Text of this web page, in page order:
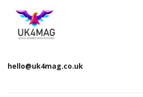
English
hello@uk4mag.co.uk